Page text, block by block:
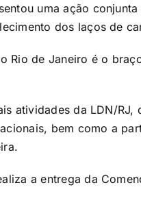
uma ação
dos laços de
Rio de Janeiro é o
atividades da LDN/
bem como a
a entrega da